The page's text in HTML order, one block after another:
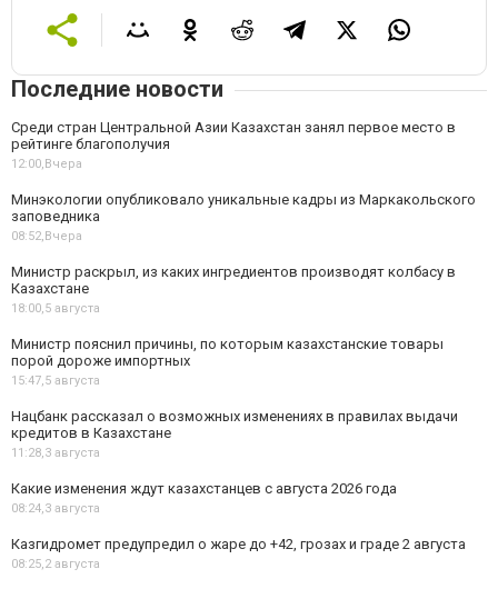
Последние новости
Среди стран Центральной Азии Казахстан занял первое место в
рейтинге благополучия
12:00, Вчера
Минэкологии опубликовало уникальные кадры из Маркакольского
заповедника
08:52, Вчера
Министр раскрыл, из каких ингредиентов производят колбасу в
Казахстане
18:00,5 августа
Министр пояснил причины, по которым казахстанские товары
порой дороже импортных
15:47,5 августа
Нацбанк рассказал о возможных изменениях в правилах выдачи
кредитов в Казахстане
11:28,3 августа
Какие изменения ждут казахстанцев с августа 2026 года
08:24,3 августа
Казгидромет предупредил о жаре до +42, грозах и граде 2 августа
08:25,2 августа